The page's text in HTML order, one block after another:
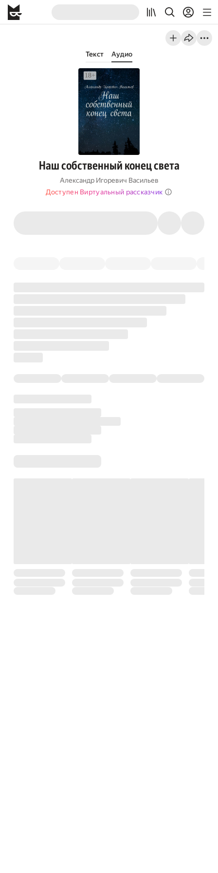
Текст Аудио
Наш собственный конец света
Александр Игоревич Васильев
Доступен Виртуальный рассказчик